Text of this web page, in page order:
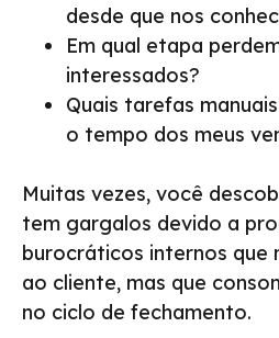
desde que nos
Em qual etapa
interessados?
Quais tarefas
o tempo dos meus
Muitas vezes, você
tem gargalos devido a
burocráticos internos que
ao cliente, mas que
no ciclo de fechamento.